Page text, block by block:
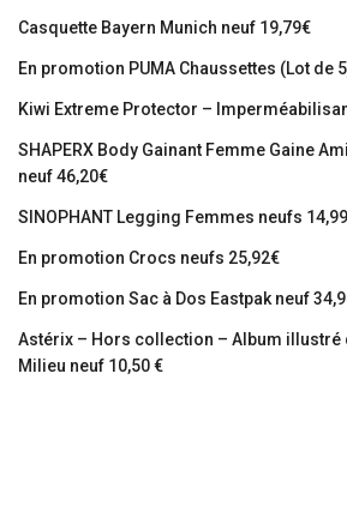
Casquette Bayern Munich neuf 19,79€
En promotion PUMA Chaussettes (Lot de
Kiwi Extreme Protector –
SHAPERX Body Gainant Femme Gaine
neuf 46,20€
SINOPHANT Legging Femmes neufs
En promotion Crocs neufs 25,92€
En promotion Sac à Dos Eastpak neuf
Astérix – Hors collection – Album illustré
Milieu neuf 10,50 €